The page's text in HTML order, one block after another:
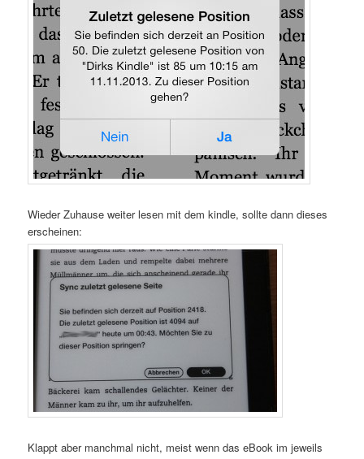
Wieder Zuhause weiter lesen mit dem kindle, sollte dann dieses
erscheinen:
Klappt aber manchmal nicht, meist wenn das eBook im jeweils